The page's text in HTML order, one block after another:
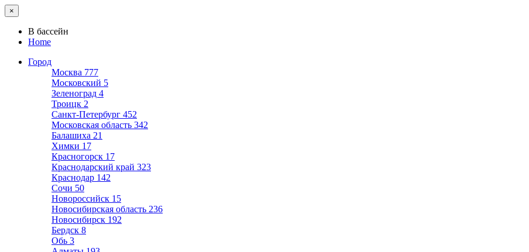
×
В бассейн
Home
Город
Москва 777
Московский 5
Зеленоград 4
Троицк 2
Санкт-Петербург 452
Московская область 342
Балашиха 21
Химки 17
Красногорск 17
Краснодарский край 323
Краснодар 142
Сочи 50
Новороссийск 15
Новосибирская область 236
Новосибирск 192
Бердск 8
Обь 3